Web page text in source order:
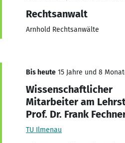
Rechtsanwalt
Arnhold Rechtsanwälte
Bis heute 15 Jahre und 8
Wissenschaftlicher
Mitarbeiter am
Prof. Dr. Frank
TU Ilmenau